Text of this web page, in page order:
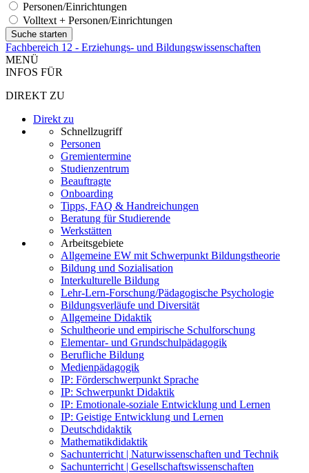
Personen/Einrichtungen
Volltext + Personen/Einrichtungen
Fachbereich 12 - Erziehungs- und Bildungswissenschaften
MENÜ
INFOS FÜR
DIREKT ZU
Direkt zu
Schnellzugriff
Personen
Gremientermine
Studienzentrum
Beauftragte
Onboarding
Tipps, FAQ & Handreichungen
Beratung für Studierende
Werkstätten
Arbeitsgebiete
Allgemeine EW mit Schwerpunkt Bildungstheorie
Bildung und Sozialisation
Interkulturelle Bildung
Lehr-Lern-Forschung/Pädagogische Psychologie
Bildungsverläufe und Diversität
Allgemeine Didaktik
Schultheorie und empirische Schulforschung
Elementar- und Grundschulpädagogik
Berufliche Bildung
Medienpädagogik
IP: Förderschwerpunkt Sprache
IP: Schwerpunkt Didaktik
IP: Emotionale-soziale Entwicklung und Lernen
IP: Geistige Entwicklung und Lernen
Deutschdidaktik
Mathematikdidaktik
Sachunterricht | Naturwissenschaften und Technik
Sachunterricht | Gesellschaftswissenschaften